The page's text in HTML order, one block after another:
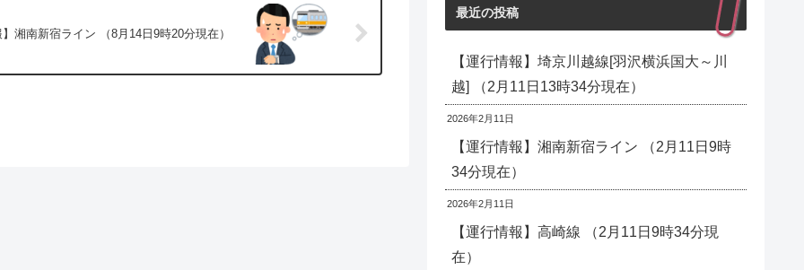
】湘南新宿ライン （8月14日9時20分現在）
最近の投稿
【運行情報】埼京川越線[羽沢横浜国大～川
越] （2月11日13時34分現在）
2026年2月11日
【運行情報】湘南新宿ライン （2月11日9時
34分現在）
2026年2月11日
【運行情報】高崎線 （2月11日9時34分現
在）